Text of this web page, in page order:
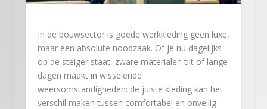
In de bouwsector is goede werkkleding geen luxe,
maar een absolute noodzaak. Of je nu dagelijks
op de steiger staat, zware materialen tilt of lange
dagen maakt in wisselende
weersomstandigheden: de juiste kleding kan het
verschil maken tussen comfortabel en onveilig